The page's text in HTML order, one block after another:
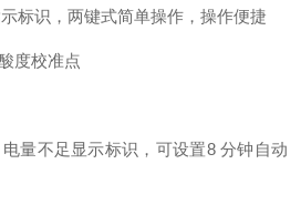
标识，两键式简单操作，操作便捷
度校准点
量不足显示标识，可设置8 分钟自动